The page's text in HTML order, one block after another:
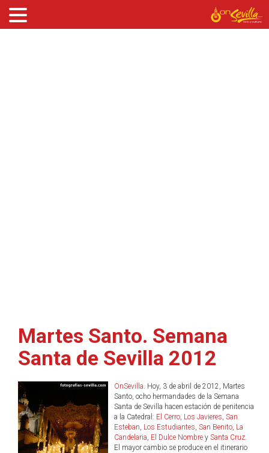
Martes Santo. Semana
Santa de Sevilla 2012
OnSevilla. Hoy, 3 de abril de 2012, Martes
Santo, ocho hermandades de la Semana
Santa de Sevilla hacen estación de penitencia
a la Catedral: El Cerro, Los Javieres, San
Esteban, Los Estudiantes, San Benito, La
Candelaria, El Dulce Nombre y Santa Cruz.
El mayor cambio se produce en el itinerario